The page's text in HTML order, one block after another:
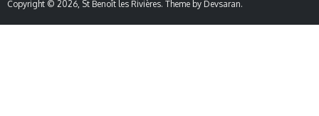
Copyright © 2026, St Benoît les Rivières. Theme by Devsaran.